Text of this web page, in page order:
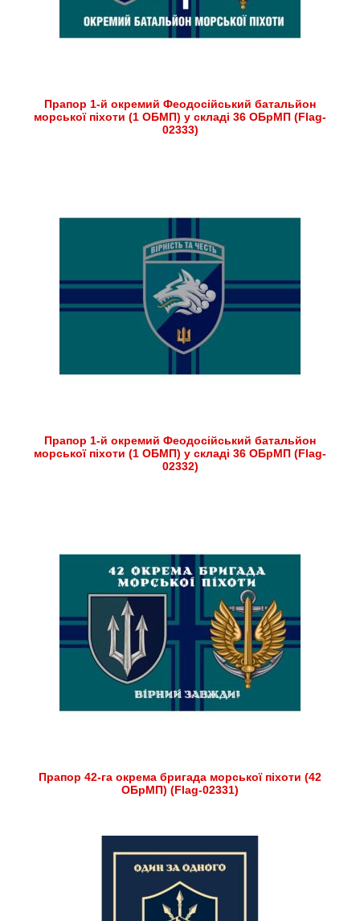
Прапор 1-й окремий Феодосійський батальйон
морської піхоти (1 ОБМП) у складі 36 ОБрМП (Flag-
02333)
Прапор 1-й окремий Феодосійський батальйон
морської піхоти (1 ОБМП) у складі 36 ОБрМП (Flag-
02332)
Прапор 42-га окрема бригада морської піхоти (42
ОБрМП) (Flag-02331)